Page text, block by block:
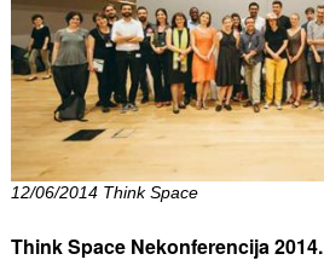
12/06/2014 Think Space
Think Space Nekonferencija 2014.